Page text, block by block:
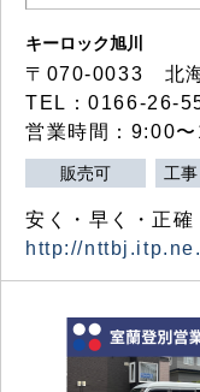
キーロック旭川
〒070-0033 北海
TEL：0166-26-
営業時間：9:00
販売可 工
安く・早く・正確
http://